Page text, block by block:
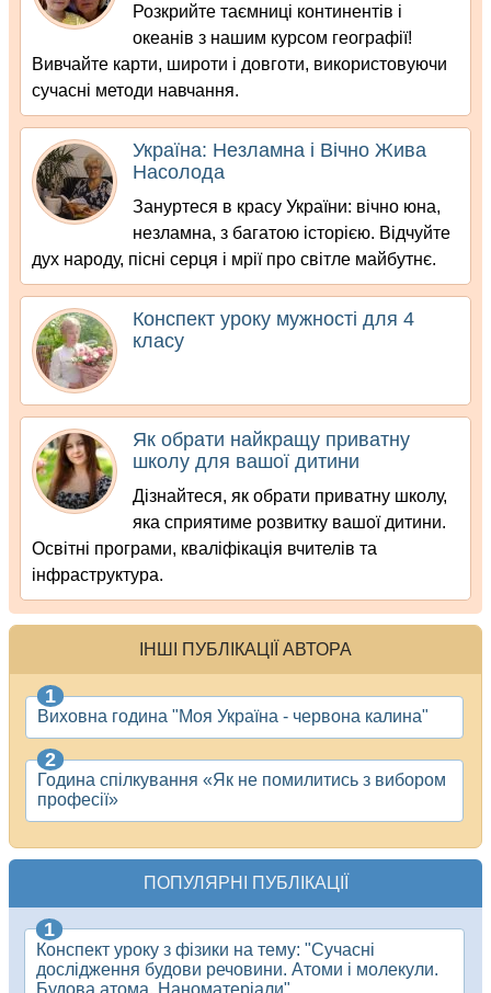
Розкрийте таємниці континентів і
океанів з нашим курсом географії!
Вивчайте карти, широти і довготи, використовуючи
сучасні методи навчання.
Україна: Незламна і Вічно Жива
Насолода
Зануртеся в красу України: вічно юна,
незламна, з багатою історією. Відчуйте
дух народу, пісні серця і мрії про світле майбутнє.
Конспект уроку мужності для 4
класу
Як обрати найкращу приватну
школу для вашої дитини
Дізнайтеся, як обрати приватну школу,
яка сприятиме розвитку вашої дитини.
Освітні програми, кваліфікація вчителів та
інфраструктура.
ІНШІ ПУБЛІКАЦІЇ АВТОРА
Виховна година "Моя Україна - червона калина"
Година спілкування «Як не помилитись з вибором
професії»
ПОПУЛЯРНІ ПУБЛІКАЦІЇ
Конспект уроку з фізики на тему: "Сучасні
дослідження будови речовини. Атоми і молекули.
Будова атома. Наноматеріали"